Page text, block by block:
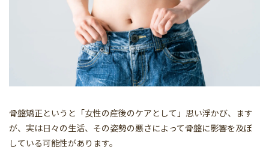
骨盤矯正というと「女性の産後のケアとして」思い浮かび、ます
が、実は日々の生活、その姿勢の悪さによって骨盤に影響を及ぼ
している可能性があります。